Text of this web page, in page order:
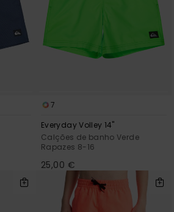
7
Everyday Volley 14"
Calções de banho Verde
Rapazes 8-16
25,00 €